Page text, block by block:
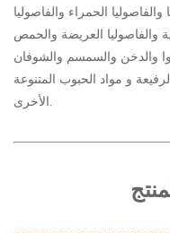
الحمراء والفاصوليا
والفاصوليا العريضة والحمص
والدخن والسمسم والشوفان
و مواد الحبوب المتنوعة
الأخرى.